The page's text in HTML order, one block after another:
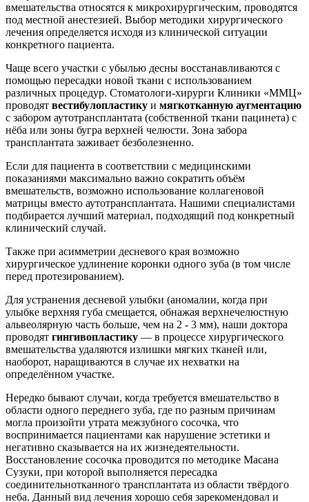
вмешательства относятся к микрохирургическим, проводятся
под местной анестезией. Выбор методики хирургического
лечения определяется исходя из клинической ситуации
конкретного пациента.
Чаще всего участки с убылью десны восстанавливаются с
помощью пересадки новой ткани с использованием
различных процедур. Стоматологи-хирурги Клиники «ММЦ»
проводят вестибулопластику и мягкотканную аугментацию
с забором аутотрансплантата (собственной ткани пацинета) с
нёба или зоны бугра верхней челюсти. Зона забора
трансплантата заживает безболезненно.
Если для пациента в соответствии с медицинскими
показаниями максимально важно сократить объём
вмешательств, возможно использование коллагеновой
матрицы вместо аутотрансплантата. Нашими специалистами
подбирается лучший материал, подходящий под конкретный
клинический случай.
Также при асимметрии десневого края возможно
хирургическое удлинение коронки одного зуба (в том числе
перед протезированием).
Для устранения десневой улыбки (аномалии, когда при
улыбке верхняя губа смещается, обнажая верхнечелюстную
альвеолярную часть больше, чем на 2 - 3 мм), наши доктора
проводят гингивопластику — в процессе хирургического
вмешательства удаляются излишки мягких тканей или,
наоборот, наращиваются в случае их нехватки на
определённом участке.
Нередко бывают случаи, когда требуется вмешательство в
области одного переднего зуба, где по разным причинам
могла произойти утрата межзубного сосочка, что
воспринимается пациентами как нарушение эстетики и
негативно сказывается на их жизнедеятельности.
Восстановление сосочка проводится по методике Масана
Сузуки, при которой выполняется пересадка
соединительнотканного трансплантата из области твёрдого
неба. Данный вид лечения хорошо себя зарекомендовал и